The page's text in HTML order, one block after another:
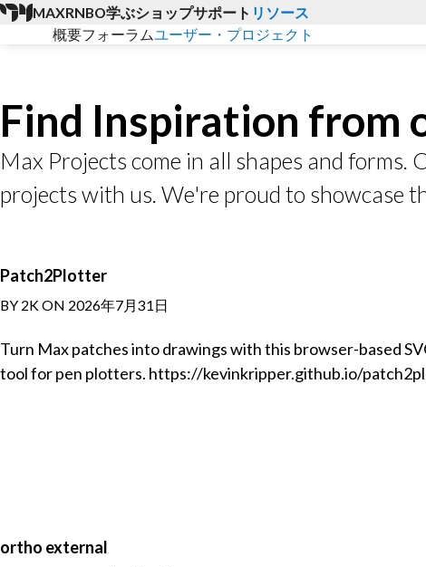
MAXRNBO学ぶショップサポート リソース
概要フォーラムユーザー・プロジェクト
Find Inspiration from
Max Projects come in all shapes and forms.
projects with us. We're proud to showcase
Patch2Plotter
BY 2K ON 2026年7月31日
Turn Max patches into drawings with this browser-based
tool for pen plotters. https://kevinkripper.github.io/
ortho external